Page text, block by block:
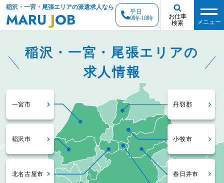
稲沢・一宮・尾張エリアの派遣求人なら
MARU JOB
平日
9時-18時
お仕事
検索
メニュー
稲沢・一宮・尾張エリアの
求人情報
一宮市
稲沢市
北名古屋市
丹羽郡
小牧市
春日井市